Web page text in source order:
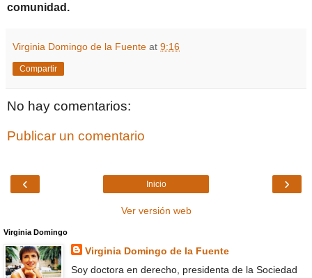
comunidad.
Virginia Domingo de la Fuente at 9:16
Compartir
No hay comentarios:
Publicar un comentario
‹ ›
Inicio
Ver versión web
Virginia Domingo
Virginia Domingo de la Fuente
Soy doctora en derecho, presidenta de la Sociedad